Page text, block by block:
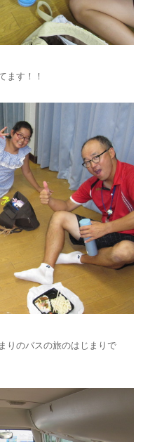
ます！！
りのバスの旅のはじまりで